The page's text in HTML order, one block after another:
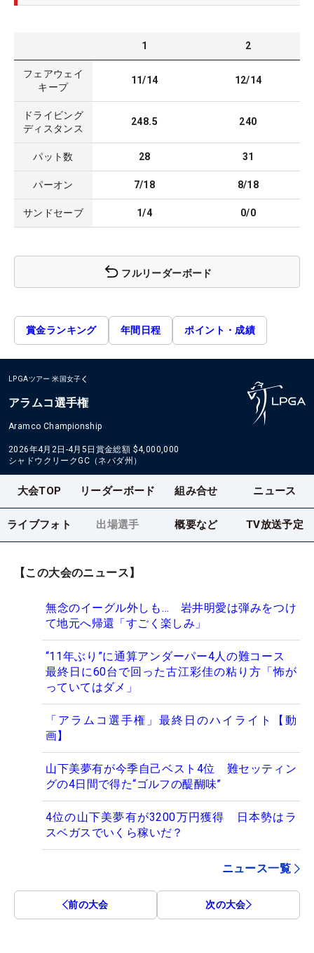
1 2
フェアウェイ
キープ
11/14 12/14
ドライビング
ディスタンス
248.5 240
パット数 28 31
パーオン 7/18 8/18
サンドセーブ 1/4 0/0
フルリーダーボード
賞金ランキング 年間日程 ポイント・成績
LPGAツアー 米国女子
アラムコ選手権
Aramco Championship
2026年4月2日-4月5日 賞金総額 $4,000,000
シャドウクリークGC（ネバダ州）
大会TOP リーダーボード 組み合せ ニュース
ライブフォト 出場選手 概要など TV放送予定
【この大会のニュース】
無念のイーグル外しも… 岩井明愛は弾みをつけ
て地元へ帰還「すごく楽しみ」
“11年ぶり”に通算アンダーパー4人の難コース
最終日に60台で回った古江彩佳の粘り方「怖が
っていてはダメ」
「アラムコ選手権」最終日のハイライト【動
画】
山下美夢有が今季自己ベスト4位 難セッティン
グの4日間で得た“ゴルフの醍醐味”
4位の山下美夢有が3200万円獲得 日本勢はラ
スベガスでいくら稼いだ？
ニュース一覧
前の大会 次の大会